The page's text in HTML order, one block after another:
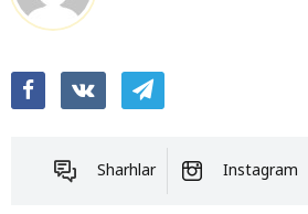
Sharhlar Instagram